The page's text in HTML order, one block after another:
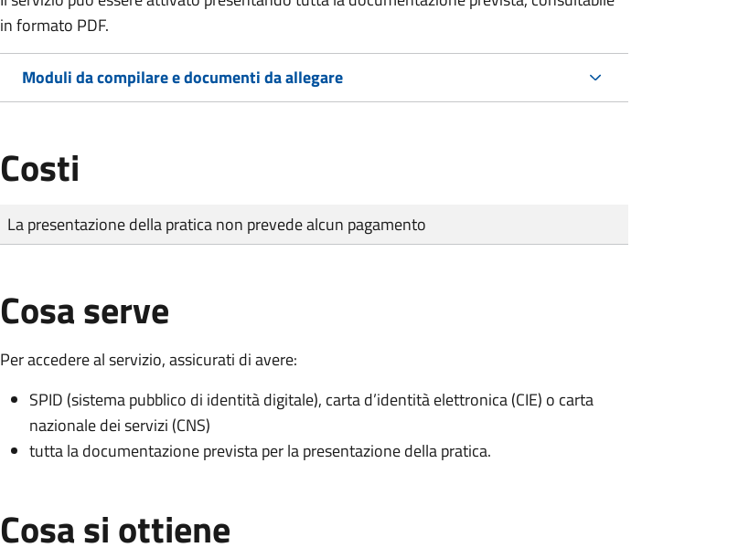
in formato PDF.
Moduli da compilare e documenti da allegare
Costi
Tipo di pagamento
Importo
La presentazione della pratica non prevede alcun pagamento
Cosa serve
Per accedere al servizio, assicurati di avere:
SPID (sistema pubblico di identità digitale), carta d’identità elettronica (CIE) o carta
nazionale dei servizi (CNS)
tutta la documentazione prevista per la presentazione della pratica.
Cosa si ottiene